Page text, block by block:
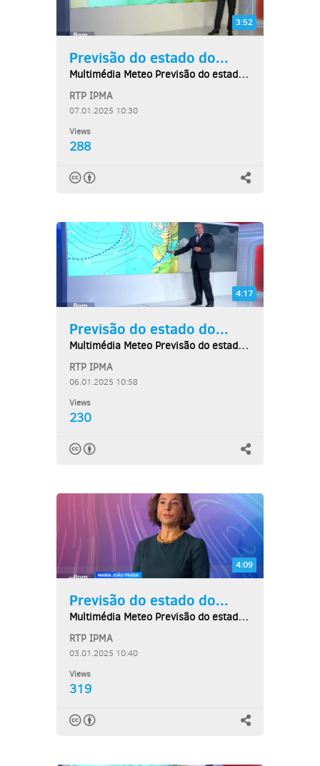
3:52
Previsão do estado do...
Multimédia Meteo Previsão do estado do tempo,...
RTP IPMA
07.01.2025 10:30
Views
288
4:17
Previsão do estado do...
Multimédia Meteo Previsão do estado do tempo,...
RTP IPMA
06.01.2025 10:58
Views
230
4:09
Previsão do estado do...
Multimédia Meteo Previsão do estado do tempo,...
RTP IPMA
03.01.2025 10:40
Views
319